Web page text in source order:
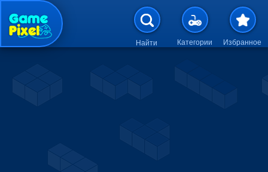
Перейти к основному
Найти Категории Избранное